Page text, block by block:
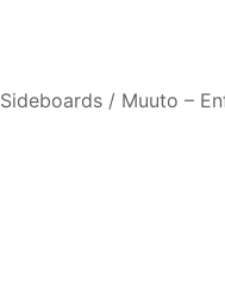
Sideboards / Muuto –